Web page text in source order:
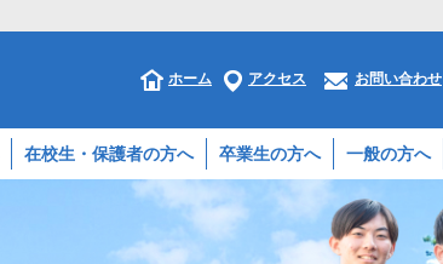
お問い合わせ
アクセス
ホーム
在校生・保護者の方へ 卒業生の方へ 一般の方へ